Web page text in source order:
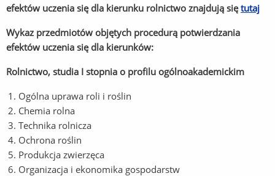
efektów uczenia się dla kierunku rolnictwo znajdują siętutaj
Wykaz przedmiotów objętych procedurą potwierdzania
efektów uczenia się dla kierunków:
Rolnictwo, studia I stopnia o profilu ogólnoakademickim
Ogólna uprawa roli i roślin
Chemia rolna
Technika rolnicza
Ochrona roślin
Produkcja zwierzęca
Organizacja i ekonomika gospodarstw